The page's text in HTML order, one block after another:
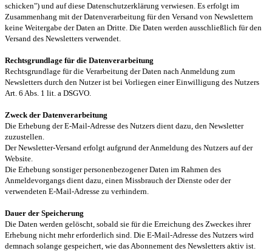
schicken") und auf diese Datenschutzerklärung verwiesen. Es erfolgt im
Zusammenhang mit der Datenverarbeitung für den Versand von Newslettern
keine Weitergabe der Daten an Dritte. Die Daten werden ausschließlich für den
Versand des Newsletters verwendet.
Rechtsgrundlage für die Datenverarbeitung
Rechtsgrundlage für die Verarbeitung der Daten nach Anmeldung zum
Newsletters durch den Nutzer ist bei Vorliegen einer Einwilligung des Nutzers
Art. 6 Abs. 1 lit. a DSGVO.
Zweck der Datenverarbeitung
Die Erhebung der E-Mail-Adresse des Nutzers dient dazu, den Newsletter
zuzustellen.
Der Newsletter-Versand erfolgt aufgrund der Anmeldung des Nutzers auf der
Website.
Die Erhebung sonstiger personenbezogener Daten im Rahmen des
Anmeldevorgangs dient dazu, einen Missbrauch der Dienste oder der
verwendeten E-Mail-Adresse zu verhindern.
Dauer der Speicherung
Die Daten werden gelöscht, sobald sie für die Erreichung des Zweckes ihrer
Erhebung nicht mehr erforderlich sind. Die E-Mail-Adresse des Nutzers wird
demnach solange gespeichert, wie das Abonnement des Newsletters aktiv ist.